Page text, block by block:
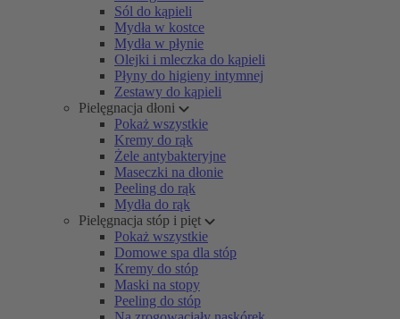
Sól do kąpieli
Mydła w kostce
Mydła w płynie
Olejki i mleczka do kąpieli
Płyny do higieny intymnej
Zestawy do kąpieli
Pielęgnacja dłoni
Pokaż wszystkie
Kremy do rąk
Żele antybakteryjne
Maseczki na dłonie
Peeling do rąk
Mydła do rąk
Pielęgnacja stóp i pięt
Pokaż wszystkie
Domowe spa dla stóp
Kremy do stóp
Maski na stopy
Peeling do stóp